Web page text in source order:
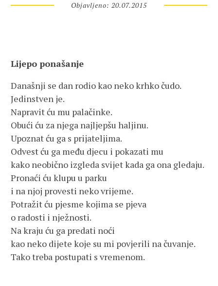
Objavljeno: 20.07.2015
Lijepo ponašanje
Današnji se dan rodio kao neko krhko čudo.
Jedinstven je.
Napravit ću mu palačinke.
Obući ću za njega najljepšu haljinu.
Upoznat ću ga s prijateljima.
Odvest ću ga među djecu i pokazati mu
kako neobično izgleda svijet kada ga ona gledaju.
Pronaći ću klupu u parku
i na njoj provesti neko vrijeme.
Potražit ću pjesme kojima se pjeva
o radosti i nježnosti.
Na kraju ću ga predati noći
kao neko dijete koje su mi povjerili na čuvanje.
Tako treba postupati s vremenom.